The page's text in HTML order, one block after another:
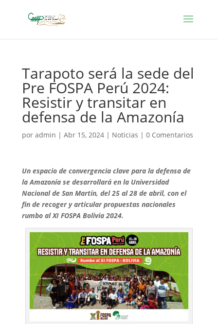
Tarapoto será la sede del
Pre FOSPA Perú 2024:
Resistir y transitar en
defensa de la Amazonía
por admin | Abr 15, 2024| Noticias | 0 Comentarios
Un espacio de convergencia clave para la defensa de
la Amazonía se desarrollará en la Universidad
Nacional de San Martín, del 25 al 28 de abril, con el
fin de recoger y articular propuestas nacionales
rumbo al XI FOSPA Bolivia 2024.